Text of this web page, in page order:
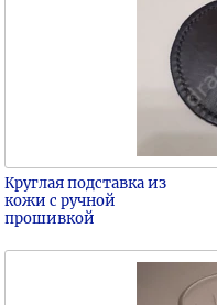
Круглая подставка из
кожи с ручной
прошивкой